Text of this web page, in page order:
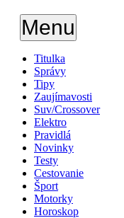
Menu
Titulka
Správy
Tipy
Zaujímavosti
Suv/Crossover
Elektro
Pravidlá
Novinky
Testy
Cestovanie
Šport
Motorky
Horoskop